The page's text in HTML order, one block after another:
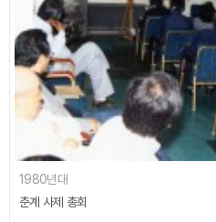
1980년대
춘계 사제 총회